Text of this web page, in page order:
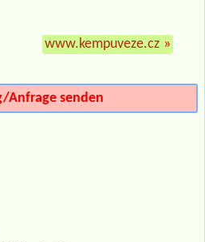
www.kempuveze.cz »
Anfrage senden